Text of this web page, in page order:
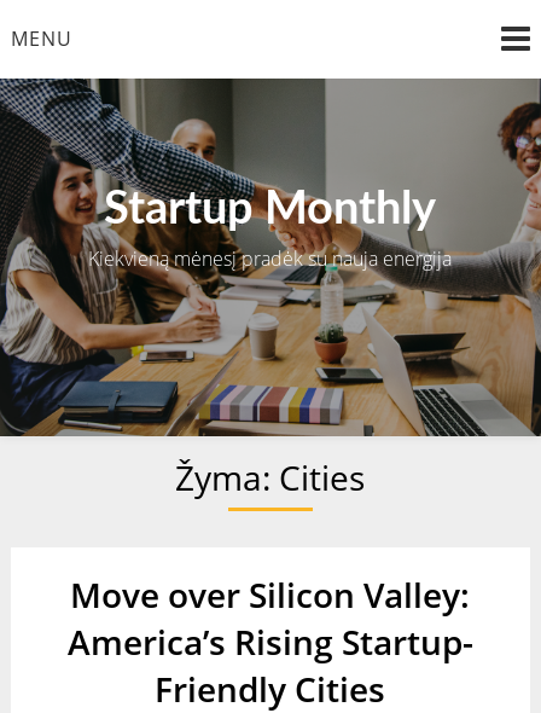
toMENU
Startup Monthly
Kiekvieną mėnesį pradėk su nauja energija
Žyma: Cities
Move over Silicon Valley:
America’s Rising Startup-
Friendly Cities